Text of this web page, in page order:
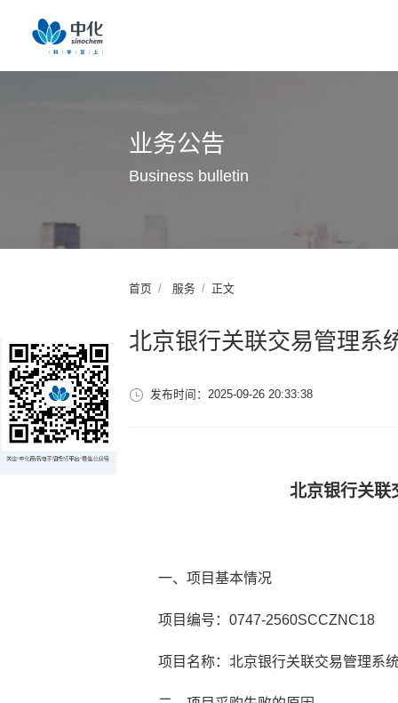
业务公告
Business bulletin
首页 服务 正文
北京银行关联交易管理系
发布时间：2025-09-26 20:33:38
北京银行关联
一、项目基本情况
项目编号： 0747-2560SCCZNC18
项目名称： 北京银行关联交易管理系